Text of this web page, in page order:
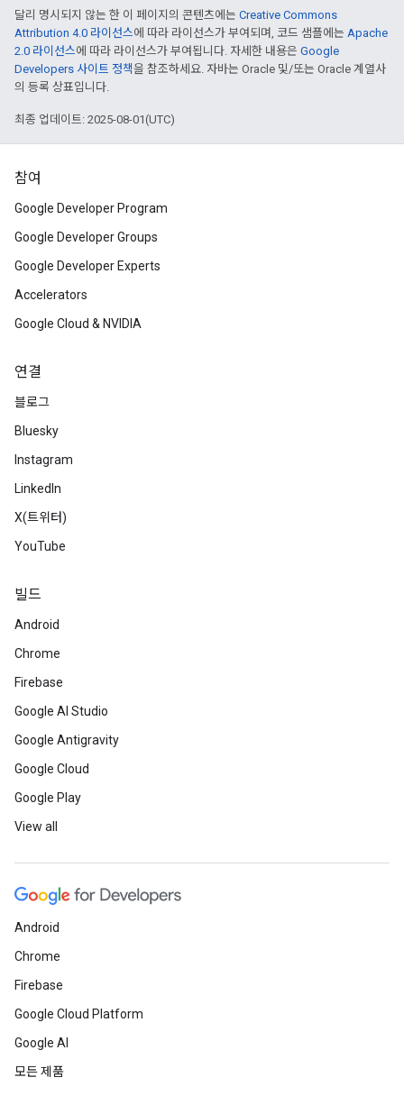
달리 명시되지 않는 한 이 페이지의 콘텐츠에는 Creative Commons
Attribution 4.0 라이선스에 따라 라이선스가 부여되며, 코드 샘플에는 Apache
2.0 라이선스에 따라 라이선스가 부여됩니다. 자세한 내용은 Google
Developers 사이트 정책을 참조하세요. 자바는 Oracle 및/또는 Oracle 계열사
의 등록 상표입니다.
최종 업데이트: 2025-08-01(UTC)
참여
Google Developer Program
Google Developer Groups
Google Developer Experts
Accelerators
Google Cloud & NVIDIA
연결
블로그
Bluesky
Instagram
LinkedIn
X(트위터)
YouTube
빌드
Android
Chrome
Firebase
Google AI Studio
Google Antigravity
Google Cloud
Google Play
View all
Android
Chrome
Firebase
Google Cloud Platform
Google AI
모든 제품